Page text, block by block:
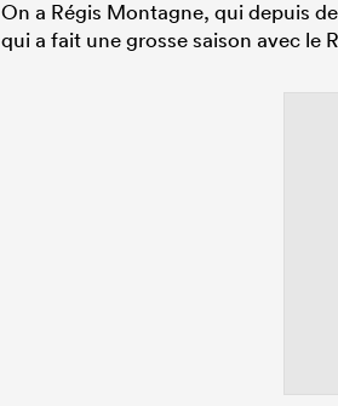
On a Régis Montagne, qui depuis
qui a fait une grosse saison avec le